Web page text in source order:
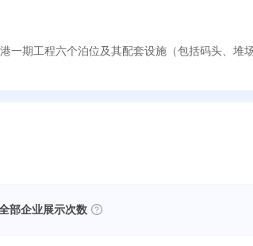
期工程六个泊位及其配套设施（包括码头、堆
部企业展示次数